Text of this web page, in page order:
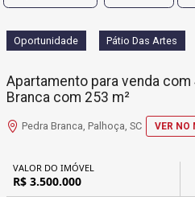
Oportunidade Pátio Das Artes
Apartamento para venda
Branca com 253 m²
Pedra Branca, Palhoça, SC VER NO
VALOR DO IMÓVEL
R$ 3.500.000